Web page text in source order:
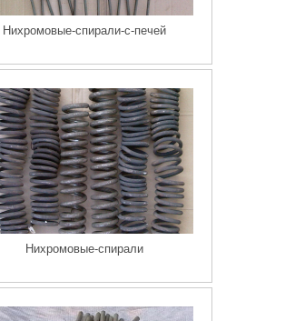
Нихромовые-спирали-с-печей
Нихромовые-спирали